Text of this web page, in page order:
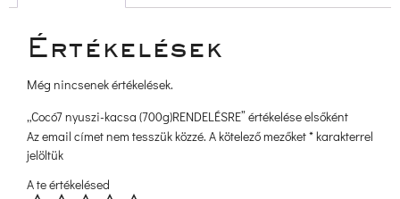
Értékelések
Még nincsenek értékelések.
„Cocó7 nyuszi-kacsa (700g)RENDELÉSRE” értékelése elsőként
Az email címet nem tesszük közzé. A kötelező mezőket * karakterrel
jelöltük
A te értékelésed